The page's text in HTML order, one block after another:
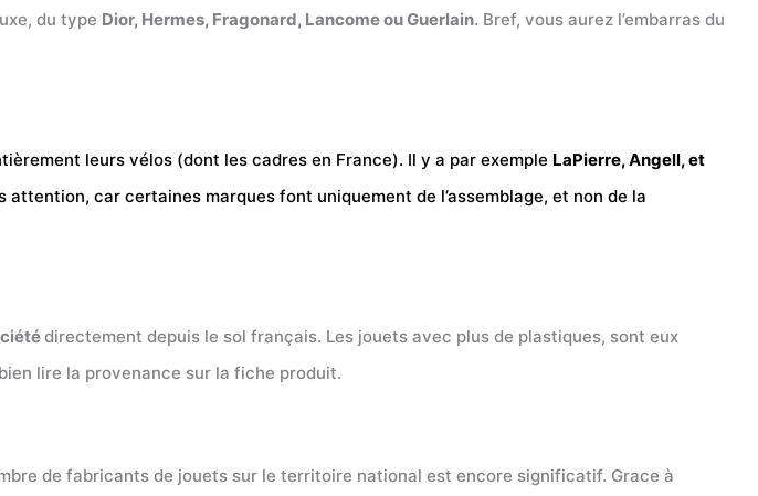
du type Dior, Hermes, Fragonard, Lancome ou Guerlain. Bref, vous aurez l’embarras du
leurs vélos (dont les cadres en France). Il y a par exemple LaPierre, Angell, et
car certaines marques font uniquement de l’assemblage, et non de la
directement depuis le sol français. Les jouets avec plus de plastiques, sont eux
lire la provenance sur la fiche produit.
de fabricants de jouets sur le territoire national est encore significatif. Grace à